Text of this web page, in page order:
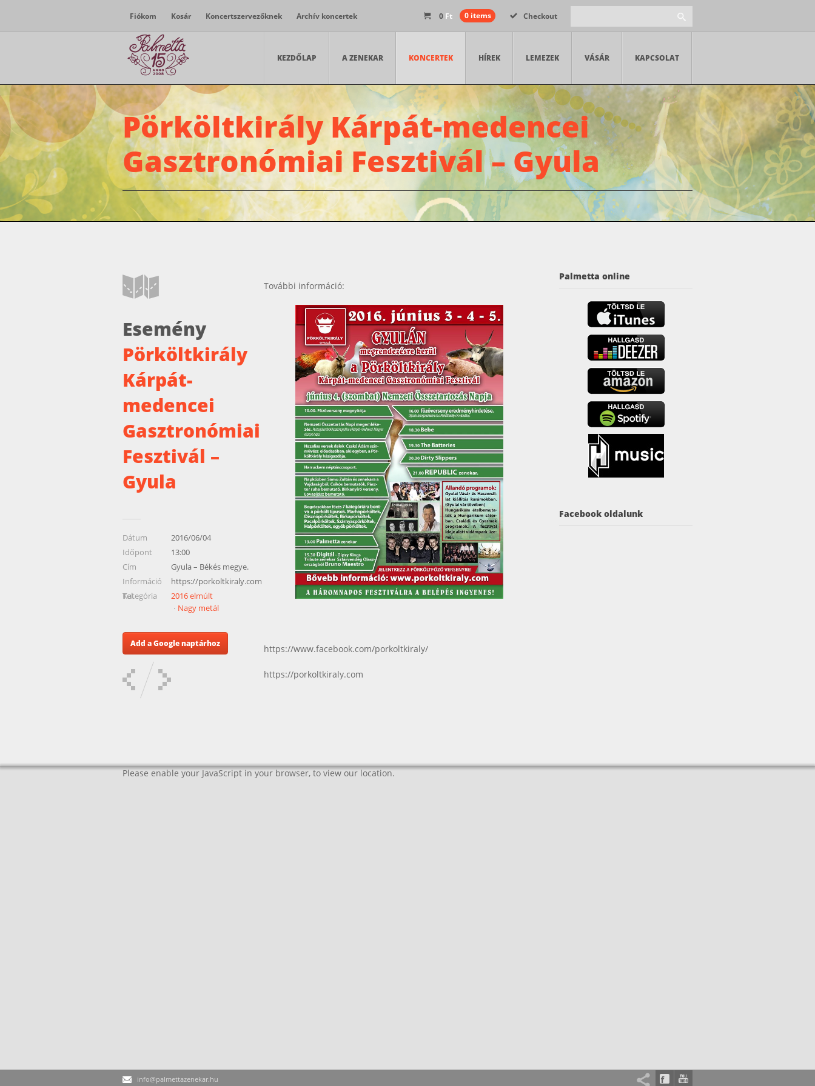
Fiókom Kosár Koncertszervezőknek Archív koncertek 0 Ft 0 items Checkout
KEZDŐLAP A ZENEKAR KONCERTEK HÍREK LEMEZEK VÁSÁR KAPCSOLAT
Pörköltkirály Kárpát-medencei
Gasztronómiai Fesztivál – Gyula
Esemény
Pörköltkirály
Kárpát-
medencei
Gasztronómiai
Fesztivál –
Gyula
Dátum
2016/06/04
Időpont
13:00
Cím
Gyula – Békés megye.
Információ
https://porkoltkiraly.com
Tel.
Kategória
2016 elmúlt
Nagy metál
Add a Google naptárhoz
További információ:
https://www.facebook.com/porkoltkiraly/
https://porkoltkiraly.com
Palmetta online
Facebook oldalunk
Please enable your JavaScript in your browser, to view our location.
info@palmettazenekar.hu